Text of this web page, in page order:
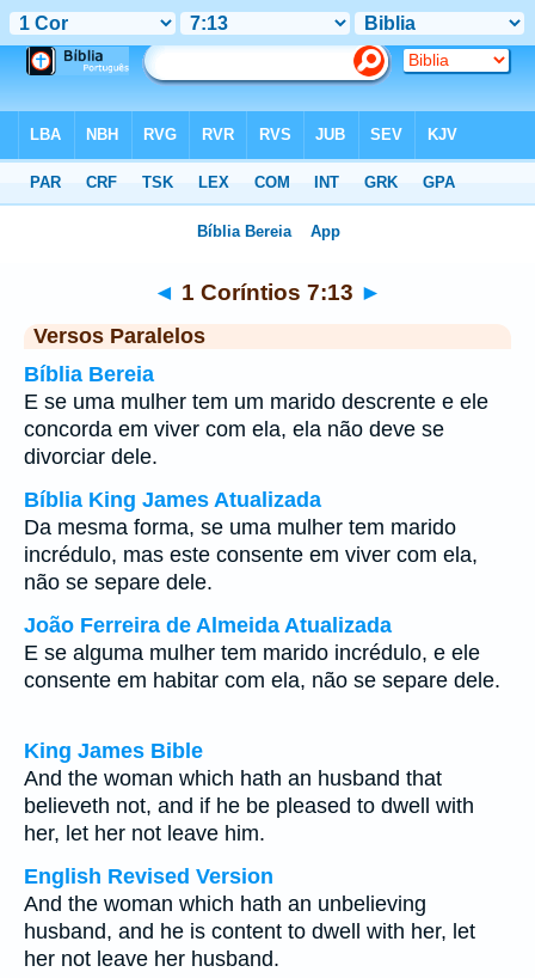
◄ 1 Coríntios 7:13 ►
Versos Paralelos
Bíblia Bereia
E se uma mulher tem um marido descrente e ele
concorda em viver com ela, ela não deve se
divorciar dele.
Bíblia King James Atualizada
Da mesma forma, se uma mulher tem marido
incrédulo, mas este consente em viver com ela,
não se separe dele.
João Ferreira de Almeida Atualizada
E se alguma mulher tem marido incrédulo, e ele
consente em habitar com ela, não se separe dele.
King James Bible
And the woman which hath an husband that
believeth not, and if he be pleased to dwell with
her, let her not leave him.
English Revised Version
And the woman which hath an unbelieving
husband, and he is content to dwell with her, let
her not leave her husband.